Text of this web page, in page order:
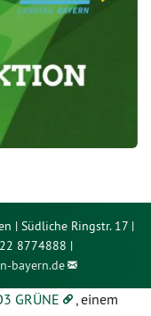
| Südliche Ringstr. 17 |
8774888 |
bayern.de
GRÜNE , einem